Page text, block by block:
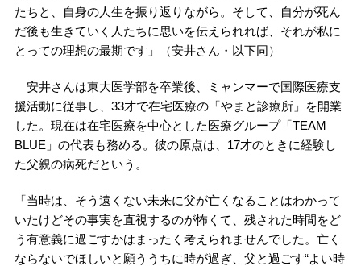
たちと、自身の人生を振り返りながら。そして、自分が死ん
だ後も生きていく人たちに思いを伝えられれば、それが私に
とっての理想の最期です」（安井さん・以下同）
安井さんは東大医学部を卒業後、ミャンマーで国際医療支
援活動に従事し、33才で在宅医療の「やまと診療所」を開業
した。現在は在宅医療を中心とした医療グループ「TEAM
BLUE」の代表も務める。彼の原点は、17才のときに経験し
た父親の病死だという。
「当時は、そう遠くない未来に父が亡くなることはわかって
いたけどその事実を直視するのが怖くて、残された時間をど
う有意義に過ごすかはまったく考えられませんでした。亡く
ならないでほしいと願ううちに時が過ぎ、父と過ごす“よい時